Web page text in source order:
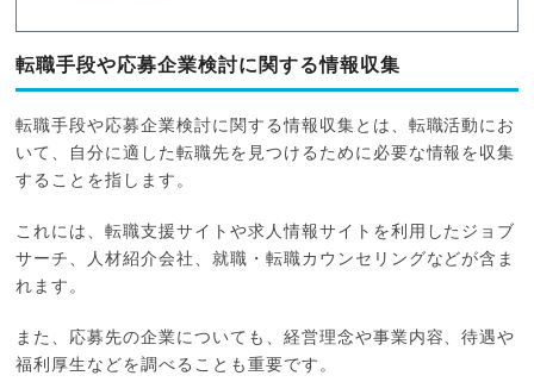
転職手段や応募企業検討に関する情報収集
転職手段や応募企業検討に関する情報収集とは、転職活動にお
いて、自分に適した転職先を見つけるために必要な情報を収集
することを指します。
これには、転職支援サイトや求人情報サイトを利用したジョブ
サーチ、人材紹介会社、就職・転職カウンセリングなどが含ま
れます。
また、応募先の企業についても、経営理念や事業内容、待遇や
福利厚生などを調べることも重要です。